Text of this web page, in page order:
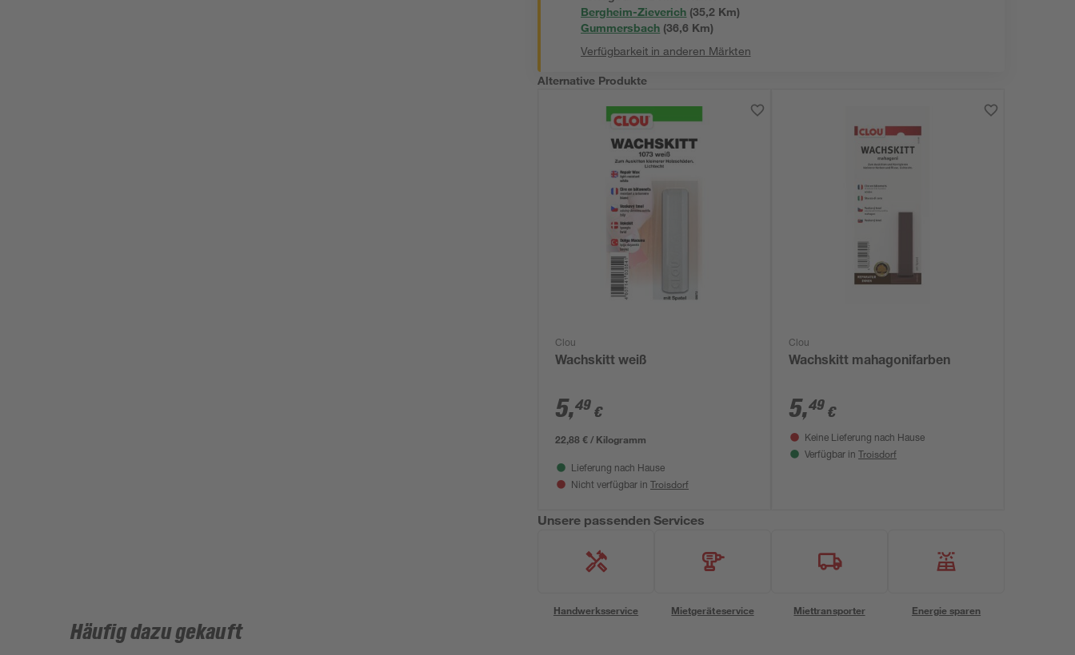
Bergheim-Zieverich (35,2 Km)
Gummersbach (36,6 Km)
Verfügbarkeit in anderen Märkten
Alternative Produkte
Clou
Wachskitt weiß
5,49 €
22,88 € / Kilogramm
Lieferung nach Hause
Nicht verfügbar in Troisdorf
Clou
Wachskitt mahagonifarben
5,49 €
Keine Lieferung nach Hause
Verfügbar in Troisdorf
Unsere passenden Services
Handwerksservice Mietgeräteservice Miettransporter Energie sparen
Häufig dazu gekauft